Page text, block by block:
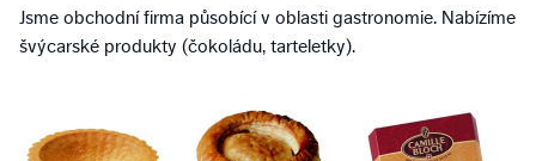
Jsme obchodní firma působící v oblasti gastronomie. Nabízíme
švýcarské produkty (čokoládu, tarteletky).